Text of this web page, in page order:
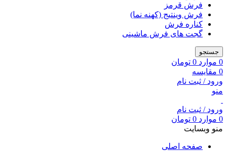
فرش قرمز
فرش وینتیج (کهنه نما)
کناره فرش
گجت های فرش ماشینی
جستجو
0 موارد 0 تومان
0 مقایسه
ورود / ثبت نام
منو
ورود / ثبت نام
0 موارد 0 تومان
منو وبسایت
صفحه اصلی